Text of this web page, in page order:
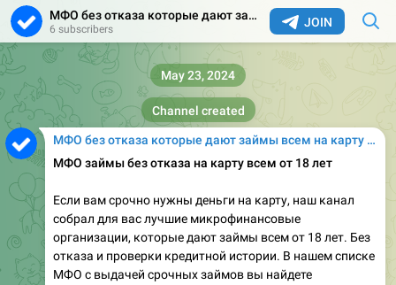
JOIN
МФО без отказа которые дают займы всем на карту онлайн
6 subscribers
Channel created
May 23, 2024
МФО без отказа которые дают займы всем на карту онлайн
МФО займы без отказа на карту всем от 18 лет
Если вам срочно нужны деньги на карту, наш канал
собрал для вас лучшие микрофинансовые
организации, которые дают займы всем от 18 лет. Без
отказа и проверки кредитной истории. В нашем списке
МФО с выдачей срочных займов вы найдете